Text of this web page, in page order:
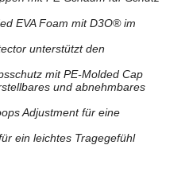
EVA Foam mit D3O® im
unterstützt den
mit PE-Molded Cap
und abnehmbares
Adjustment für eine
ein leichtes Tragegefühl